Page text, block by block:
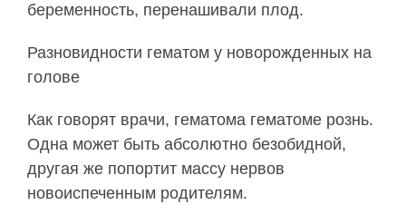
беременность, перенашивали плод.
Разновидности гематом у новорожденных на
голове
Как говорят врачи, гематома гематоме рознь.
Одна может быть абсолютно безобидной,
другая же попортит массу нервов
новоиспеченным родителям.